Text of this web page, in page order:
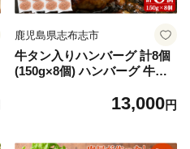
鹿児島県志布志市
牛タン入りハンバーグ 計8個
(150g×8個) ハンバーグ 牛タ
冷凍 小分け a3-22013,000円